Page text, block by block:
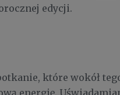
edycji.
które wokół